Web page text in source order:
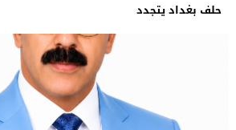
حلف بغداد يتجدد